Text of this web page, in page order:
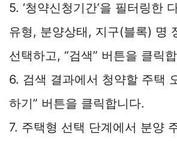
5. ‘청약신청기간’을 필터링한
유형, 분양상태, 지구(블록) 명
선택하고, “검색” 버튼을 클릭
6. 검색 결과에서 청약할 주택
하기” 버튼을 클릭합니다.
7. 주택형 선택 단계에서 분양